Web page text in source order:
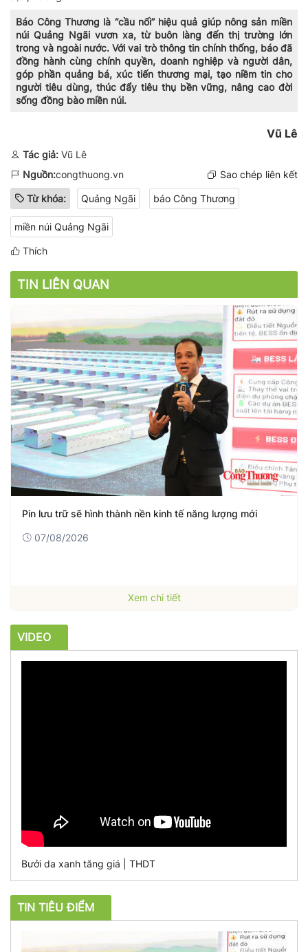
Báo Công Thương là “cầu nối” hiệu quả giúp nông sản miền
núi Quảng Ngãi vươn xa, từ buôn làng đến thị trường lớn
trong và ngoài nước. Với vai trò thông tin chính thống, báo đã
đồng hành cùng chính quyền, doanh nghiệp và người dân,
góp phần quảng bá, xúc tiến thương mại, tạo niềm tin cho
người tiêu dùng, thúc đẩy tiêu thụ bền vững, nâng cao đời
sống đồng bào miền núi.
Vũ Lê
Tác giả: Vũ Lê
Nguồn:congthuong.vn Sao chép liên kết
Từ khóa: Quảng Ngãi báo Công Thương
miền núi Quảng Ngãi
Thích
TIN LIÊN QUAN
Ngành Ngoại giao: Phát huy vai trò lãnh đạo của tổ
Xem chi tiết
VIDEO
Bưởi da xanh tăng giá | THDT
TIN TIÊU ĐIỂM